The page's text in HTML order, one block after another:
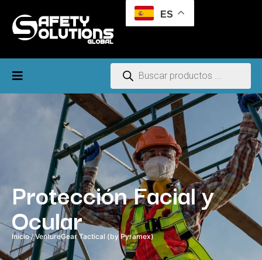
ES
Protección Facial y
Ocular
Inicio/ VentureGear Tactical (by Pyramex)